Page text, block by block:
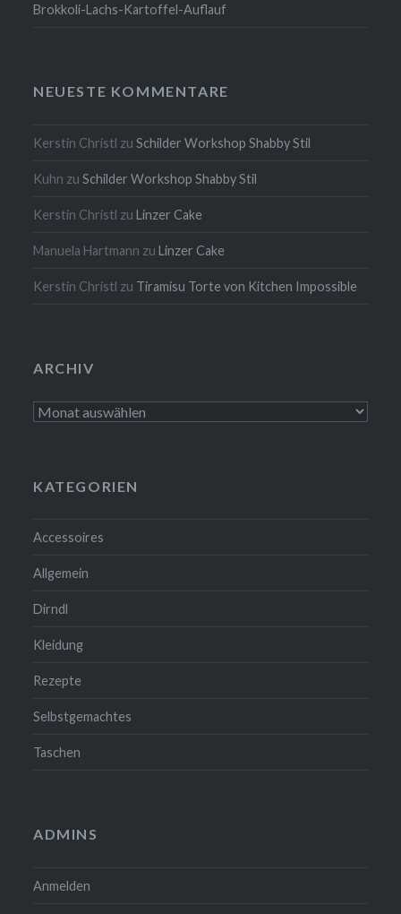
Brokkoli-Lachs-Kartoffel-Auflauf
NEUESTE KOMMENTARE
Kerstin Christl zuSchilder Workshop Shabby Stil
Kuhn zuSchilder Workshop Shabby Stil
Kerstin Christl zuLinzer Cake
Manuela Hartmann zuLinzer Cake
Kerstin Christl zu Tiramisu Torte von Kitchen Impossible
ARCHIV
Archiv
KATEGORIEN
Accessoires
Allgemein
Dirndl
Kleidung
Rezepte
Selbstgemachtes
Taschen
ADMINS
Anmelden